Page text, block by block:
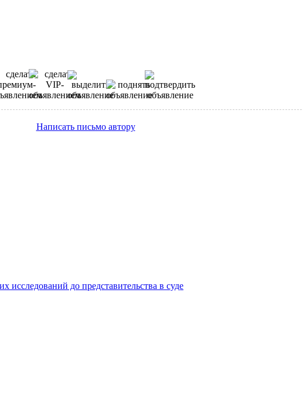
Написать письмо автору
до представительства в суде